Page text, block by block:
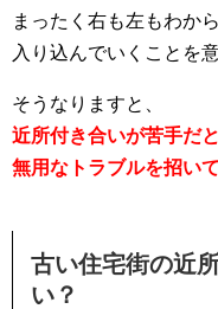
まったく右も左もわか
入り込んでいくことを
そうなりますと、
近所付き合いが苦手だ
無用なトラブルを招い
古い住宅街の近
い？